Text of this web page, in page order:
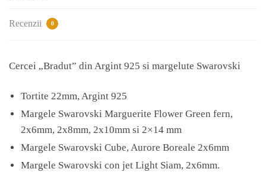
Recenzii 0
Cercei „Bradut” din Argint 925 si margelute Swarovski
Tortite 22mm, Argint 925
Margele Swarovski Marguerite Flower Green fern,
2x6mm, 2x8mm, 2x10mm si 2×14 mm
Margele Swarovski Cube, Aurore Boreale 2x6mm
Margele Swarovski con jet Light Siam, 2x6mm.